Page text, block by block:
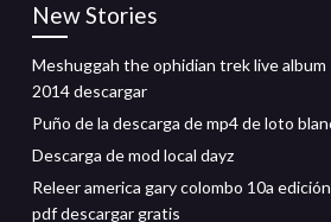
New Stories
Meshuggah the ophidian trek live album
2014 descargar
Puño de la descarga de mp4 de loto
Descarga de mod local dayz
Releer america gary colombo 10a edición
pdf descargar gratis